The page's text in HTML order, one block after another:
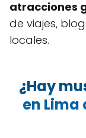
atracciones
de viajes,
locales.
¿Hay
en